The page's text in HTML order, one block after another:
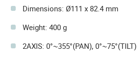
Dimensions: Ø111 x 82.4 mm
Weight: 400 g
2AXIS: 0°~355°(PAN), 0°~75°(TILT)